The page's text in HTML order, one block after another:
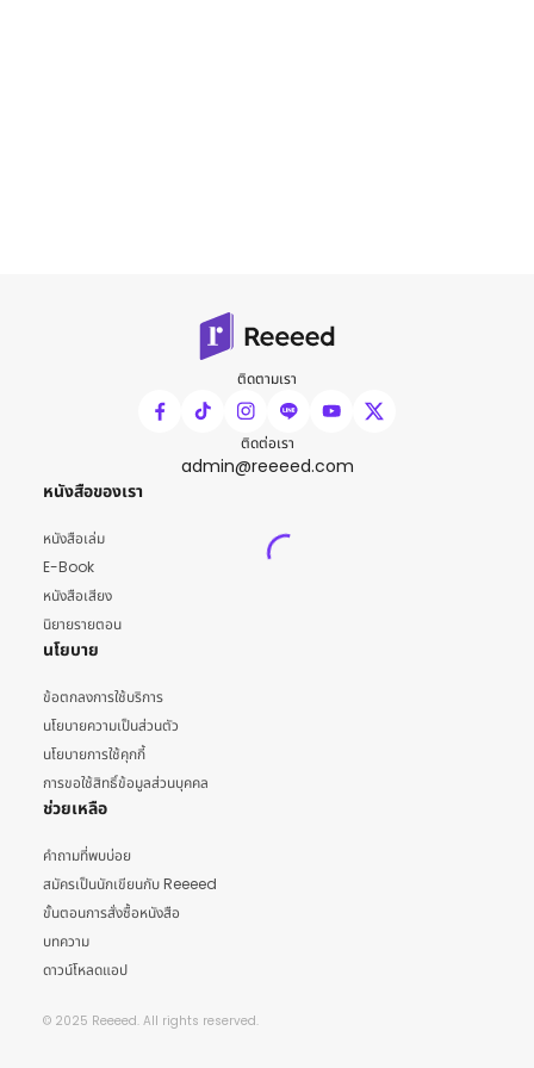
ติดตามเรา
ติดต่อเรา
admin@reeeed.com
หนังสือของเรา
หนังสือเล่ม
E-Book
หนังสือเสียง
นิยายรายตอน
นโยบาย
ข้อตกลงการใช้บริการ
นโยบายความเป็นส่วนตัว
นโยบายการใช้คุกกี้
การขอใช้สิทธิ์ข้อมูลส่วนบุคคล
ช่วยเหลือ
คำถามที่พบบ่อย
สมัครเป็นนักเขียนกับ Reeeed
ขั้นตอนการสั่งซื้อหนังสือ
บทความ
ดาวน์โหลดแอป
© 2025 Reeeed. All rights reserved.